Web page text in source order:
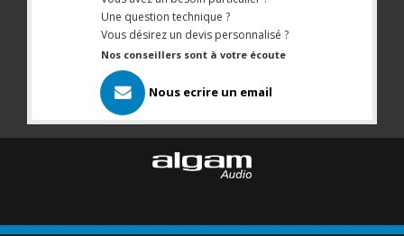
Une question technique ?
Vous désirez un devis personnalisé ?
Nos conseillers sont à votre écoute
Nous ecrire un email